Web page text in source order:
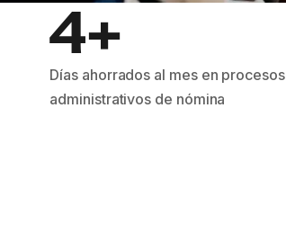
4+
Días ahorrados al mes en procesos
administrativos de nómina